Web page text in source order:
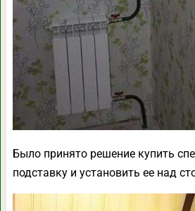
Было принято решение купить
подставку и установить ее над